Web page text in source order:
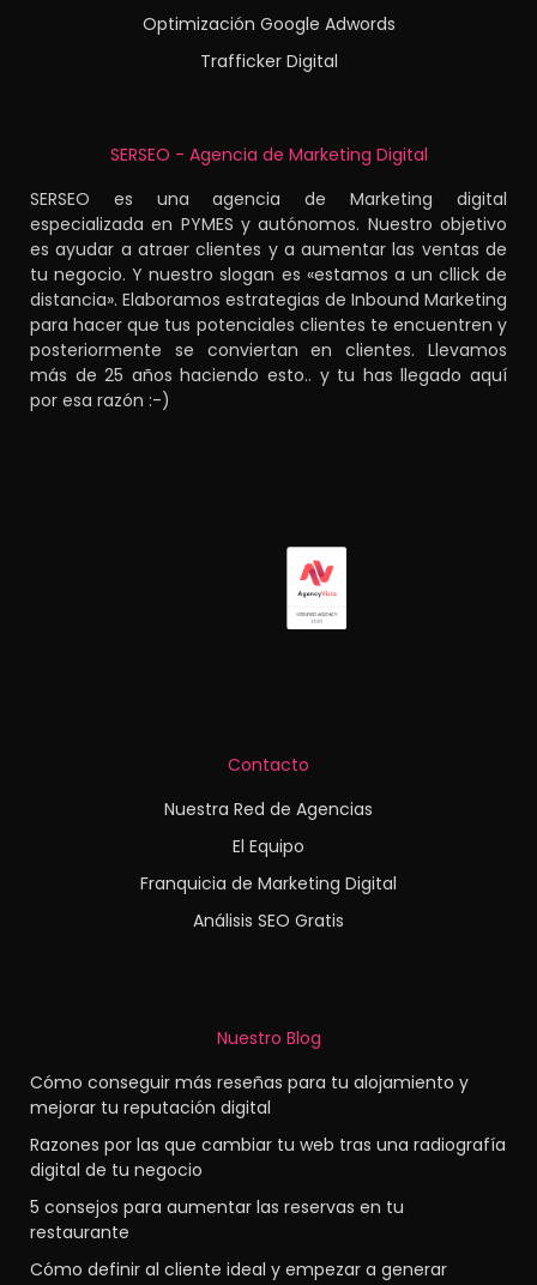
Optimización Google Adwords
Trafficker Digital
SERSEO - Agencia de Marketing Digital
SERSEO es una agencia de Marketing digital
especializada en PYMES y autónomos. Nuestro objetivo
es ayudar a atraer clientes y a aumentar las ventas de
tu negocio. Y nuestro slogan es «estamos a un cllick de
distancia». Elaboramos estrategias de Inbound Marketing
para hacer que tus potenciales clientes te encuentren y
posteriormente se conviertan en clientes. Llevamos
más de 25 años haciendo esto.. y tu has llegado aquí
por esa razón :-)
Contacto
Nuestra Red de Agencias
El Equipo
Franquicia de Marketing Digital
Análisis SEO Gratis
Nuestro Blog
Cómo conseguir más reseñas para tu alojamiento y
mejorar tu reputación digital
Razones por las que cambiar tu web tras una radiografía
digital de tu negocio
5 consejos para aumentar las reservas en tu
restaurante
Cómo definir al cliente ideal y empezar a generar